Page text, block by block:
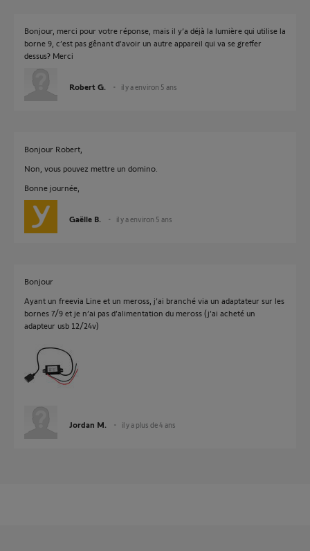
Bonjour, merci pour votre réponse, mais il y’a déjà la lumière qui utilise la
borne 9, c’est pas gênant d’avoir un autre appareil qui va se greffer
dessus? Merci
Robert G. il y a environ 5 ans
Bonjour Robert,
Non, vous pouvez mettre un domino.
Bonne journée,
Gaëlle B. il y a environ 5 ans
Bonjour
Ayant un freevia Line et un meross, j’ai branché via un adaptateur sur les
bornes 7/9 et je n’ai pas d’alimentation du meross (j’ai acheté un
adapteur usb 12/24v)
Jordan M. il y a plus de 4 ans